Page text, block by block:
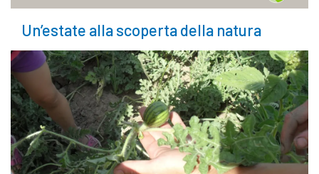
Un’estate alla scoperta della natura